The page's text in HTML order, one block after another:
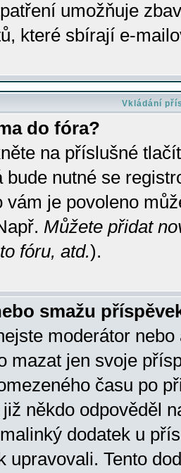
umožňuje
které sbírají e-
Vkládání
do fóra?
na příslušné
bude nutné se
vám je povoleno
Můžete přidat
fóru, atd.).
smažu
moderátor
mazat jen svoje
času po
někdo odpověděl
dodatek u
upravovali. Tento